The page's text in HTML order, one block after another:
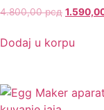
4.800,00рсд
Dodaj u korpu